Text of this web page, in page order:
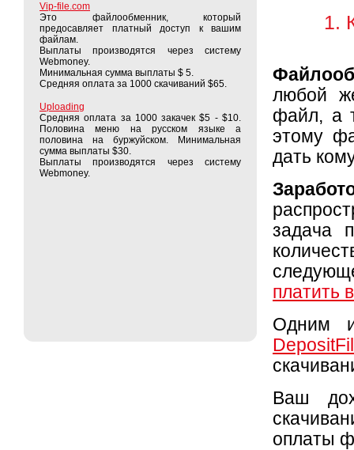
Vip-file.com
Это файлообменник, который
предосавляет платный доступ к вашим
файлам.
Выплаты производятся через систему
Webmoney.
Минимальная сумма выплаты $ 5.
Средняя оплата за 1000 скачиваний $65.
Uploading
Средняя оплата за 1000 закачек $5 - $10.
Половина меню на русском языке а
половина на буржуйском. Минимальная
сумма выплаты $30.
Выплаты производятся через систему
Webmoney.
1.
любой
файл, а
этому
дать
задача
платить
Одним
Ваш
оплаты